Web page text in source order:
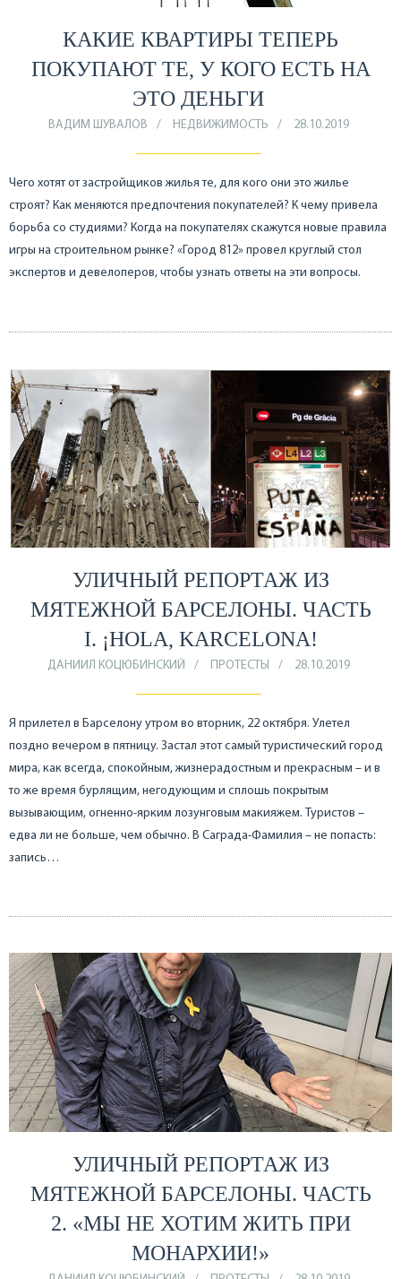
КАКИЕ КВАРТИРЫ ТЕПЕРЬ
ПОКУПАЮТ ТЕ, У КОГО ЕСТЬ НА
ЭТО ДЕНЬГИ
ВАДИМ ШУВАЛОВ НЕДВИЖИМОСТЬ 28.10.2019
Чего хотят от застройщиков жилья те, для кого они это жилье
строят? Как меняются предпочтения покупателей? К чему привела
борьба со студиями? Когда на покупателях скажутся новые правила
игры на строительном рынке? «Город 812» провел круглый стол
экспертов и девелоперов, чтобы узнать ответы на эти вопросы.
УЛИЧНЫЙ РЕПОРТАЖ ИЗ
МЯТЕЖНОЙ БАРСЕЛОНЫ. ЧАСТЬ
I. ¡HOLA, KARCELONA!
ДАНИИЛ КОЦЮБИНСКИЙ ПРОТЕСТЫ 28.10.2019
Я прилетел в Барселону утром во вторник, 22 октября. Улетел
поздно вечером в пятницу. Застал этот самый туристический город
мира, как всегда, спокойным, жизнерадостным и прекрасным – и в
то же время бурлящим, негодующим и сплошь покрытым
вызывающим, огненно-ярким лозунговым макияжем. Туристов –
едва ли не больше, чем обычно. В Саграда-Фамилия – не попасть:
запись…
УЛИЧНЫЙ РЕПОРТАЖ ИЗ
МЯТЕЖНОЙ БАРСЕЛОНЫ. ЧАСТЬ
2. «МЫ НЕ ХОТИМ ЖИТЬ ПРИ
МОНАРХИИ!»